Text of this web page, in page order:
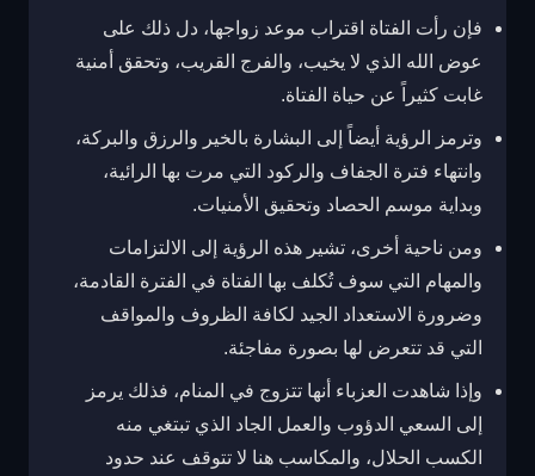
فإن رأت الفتاة اقتراب موعد زواجها، دل ذلك على
عوض الله الذي لا يخيب، والفرج القريب، وتحقق أمنية
غابت كثيراً عن حياة الفتاة.
وترمز الرؤية أيضاً إلى البشارة بالخير والرزق والبركة،
وانتهاء فترة الجفاف والركود التي مرت بها الرائية،
وبداية موسم الحصاد وتحقيق الأمنيات.
ومن ناحية أخرى، تشير هذه الرؤية إلى الالتزامات
والمهام التي سوف تُكلف بها الفتاة في الفترة القادمة،
وضرورة الاستعداد الجيد لكافة الظروف والمواقف
التي قد تتعرض لها بصورة مفاجئة.
وإذا شاهدت العزباء أنها تتزوج في المنام، فذلك يرمز
إلى السعي الدؤوب والعمل الجاد الذي تبتغي منه
الكسب الحلال، والمكاسب هنا لا تتوقف عند حدود